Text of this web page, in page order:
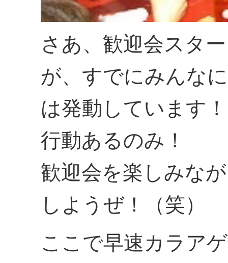
さあ、歓迎会スタ
が、すでにみんな
は発動しています！
行動あるのみ！
歓迎会を楽しみな
しようぜ！（笑）
ここで早速カラア